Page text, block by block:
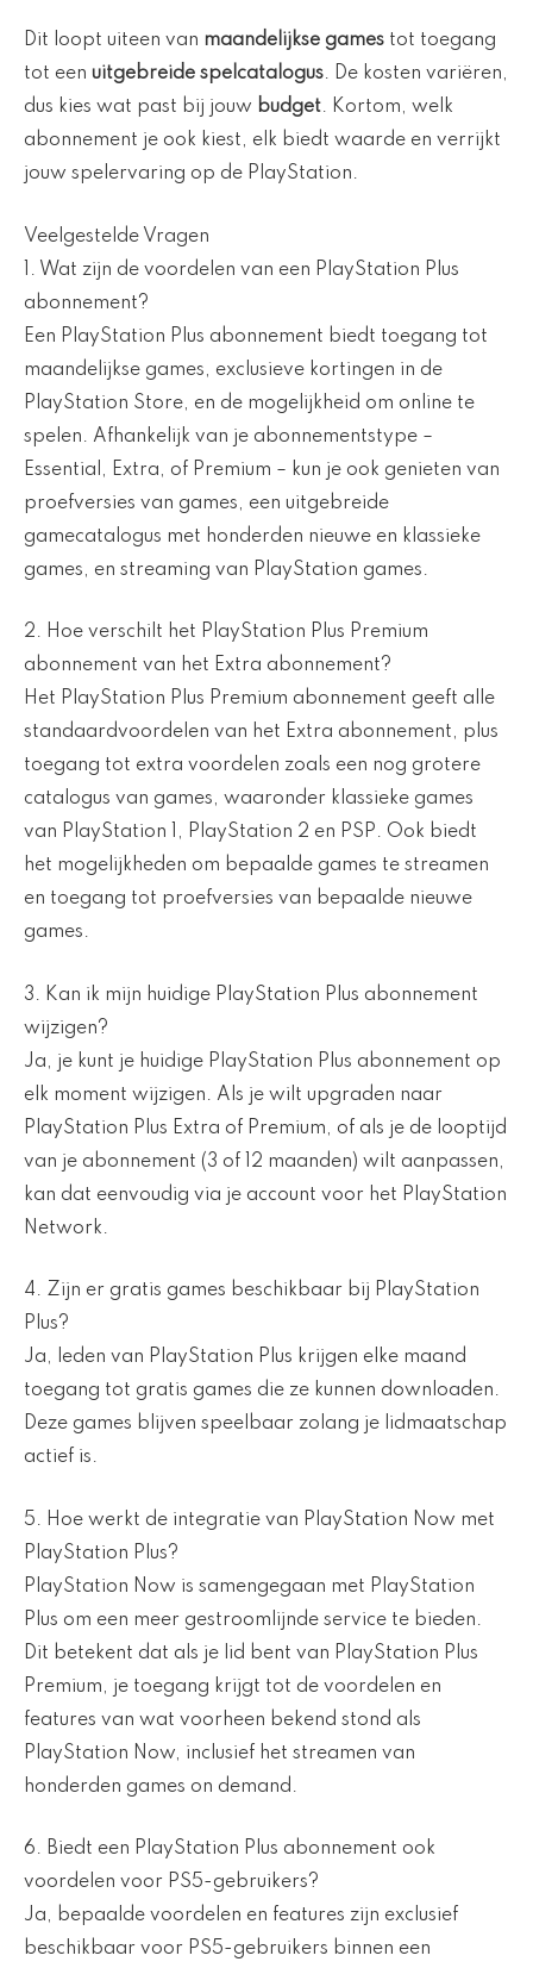
Dit loopt uiteen van maandelijkse games tot toegang
tot een uitgebreide spelcatalogus. De kosten variëren,
dus kies wat past bij jouw budget. Kortom, welk
abonnement je ook kiest, elk biedt waarde en verrijkt
jouw spelervaring op de PlayStation.
Veelgestelde Vragen
1. Wat zijn de voordelen van een PlayStation Plus
abonnement?
Een PlayStation Plus abonnement biedt toegang tot
maandelijkse games, exclusieve kortingen in de
PlayStation Store, en de mogelijkheid om online te
spelen. Afhankelijk van je abonnementstype –
Essential, Extra, of Premium – kun je ook genieten van
proefversies van games, een uitgebreide
gamecatalogus met honderden nieuwe en klassieke
games, en streaming van PlayStation games.
2. Hoe verschilt het PlayStation Plus Premium
abonnement van het Extra abonnement?
Het PlayStation Plus Premium abonnement geeft alle
standaardvoordelen van het Extra abonnement, plus
toegang tot extra voordelen zoals een nog grotere
catalogus van games, waaronder klassieke games
van PlayStation 1, PlayStation 2 en PSP. Ook biedt
het mogelijkheden om bepaalde games te streamen
en toegang tot proefversies van bepaalde nieuwe
games.
3. Kan ik mijn huidige PlayStation Plus abonnement
wijzigen?
Ja, je kunt je huidige PlayStation Plus abonnement op
elk moment wijzigen. Als je wilt upgraden naar
PlayStation Plus Extra of Premium, of als je de looptijd
van je abonnement (3 of 12 maanden) wilt aanpassen,
kan dat eenvoudig via je account voor het PlayStation
Network.
4. Zijn er gratis games beschikbaar bij PlayStation
Plus?
Ja, leden van PlayStation Plus krijgen elke maand
toegang tot gratis games die ze kunnen downloaden.
Deze games blijven speelbaar zolang je lidmaatschap
actief is.
5. Hoe werkt de integratie van PlayStation Now met
PlayStation Plus?
PlayStation Now is samengegaan met PlayStation
Plus om een meer gestroomlijnde service te bieden.
Dit betekent dat als je lid bent van PlayStation Plus
Premium, je toegang krijgt tot de voordelen en
features van wat voorheen bekend stond als
PlayStation Now, inclusief het streamen van
honderden games on demand.
6. Biedt een PlayStation Plus abonnement ook
voordelen voor PS5-gebruikers?
Ja, bepaalde voordelen en features zijn exclusief
beschikbaar voor PS5-gebruikers binnen een